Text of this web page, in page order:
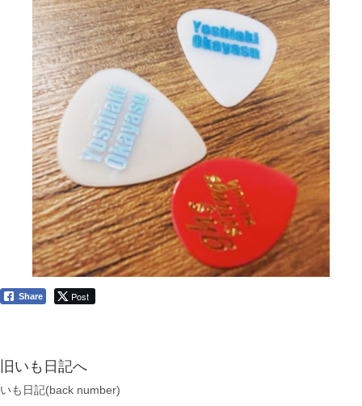
Share Post
旧いも日記へ
いも日記(back number)